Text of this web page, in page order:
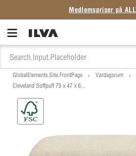
GlobalElements.Site.FrontPage Vardagsrum
Cleveland Soffpuff 75 x 47 x 6...